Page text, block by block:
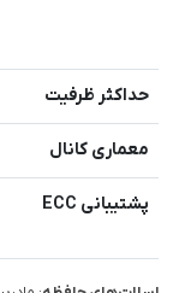
حداکثر ظرفیت
معماری کانال
پشتیبانی ECC